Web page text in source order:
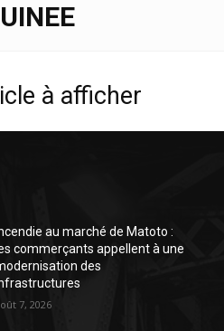
à afficher
au marché de Matoto :
commerçants appellent à une
des
7, 2026